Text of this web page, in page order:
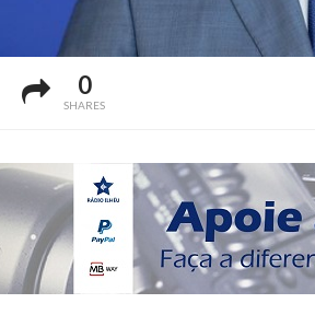
0
SHARES